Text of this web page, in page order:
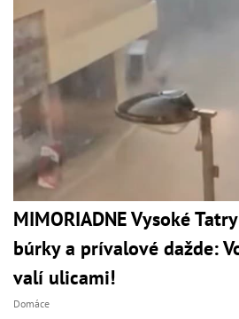
MIMORIADNE Vysoké
búrky a prívalové dažde:
valí ulicami!
Domáce